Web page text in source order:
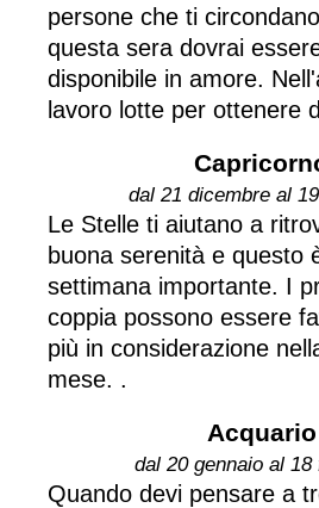
persone che ti
questa sera dovrai
disponibile in amore.
lavoro lotte per ottenere
dal 21 dicembre al
Le Stelle ti aiutano a
buona serenità e questo
settimana importante. I
coppia possono essere
più in considerazione
mese. .
Acquario
dal 20 gennaio al 18
Quando devi pensare a